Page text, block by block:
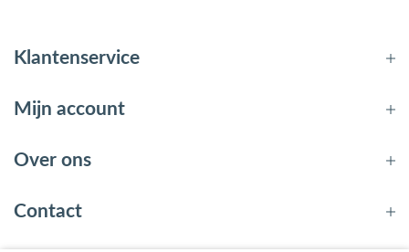
Klantenservice
Mijn account
Over ons
Contact